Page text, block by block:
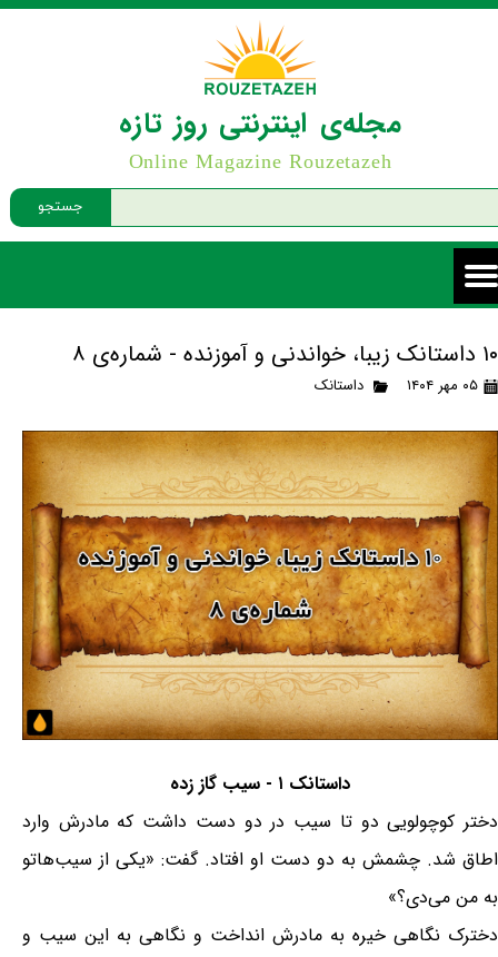
جستجو
مجله‌ی اینترنتی روز تازه
Online Magazine Rouzetazeh
۱۰ داستانک زیبا، خواندنی و آموزنده - شماره‌ی ۸
۰۵ مهر ۱۴۰۴ داستانک
داستانک ۱ - سیب گاز زده
دختر کوچولویی دو تا سیب در دو دست داشت که مادرش وارد
اطاق شد. چشمش به دو دست او افتاد. گفت: «یکی از سیب‌هاتو
به من می‌دی؟»
دخترک نگاهی خیره به مادرش انداخت و نگاهی به این سیب و